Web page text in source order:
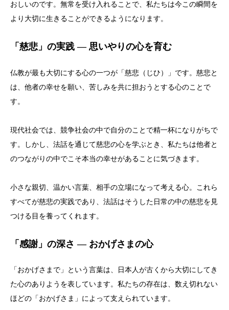
おしいのです。無常を受け入れることで、私たちは今この瞬間を
より大切に生きることができるようになります。
「慈悲」の実践 ― 思いやりの心を育む
仏教が最も大切にする心の一つが「慈悲（じひ）」です。慈悲と
は、他者の幸せを願い、苦しみを共に担おうとする心のことで
す。
現代社会では、競争社会の中で自分のことで精一杯になりがちで
す。しかし、法話を通じて慈悲の心を学ぶとき、私たちは他者と
のつながりの中でこそ本当の幸せがあることに気づきます。
小さな親切、温かい言葉、相手の立場になって考える心。これら
すべてが慈悲の実践であり、法話はそうした日常の中の慈悲を見
つける目を養ってくれます。
「感謝」の深さ ― おかげさまの心
「おかげさまで」という言葉は、日本人が古くから大切にしてき
た心のありようを表しています。私たちの存在は、数え切れない
ほどの「おかげさま」によって支えられています。